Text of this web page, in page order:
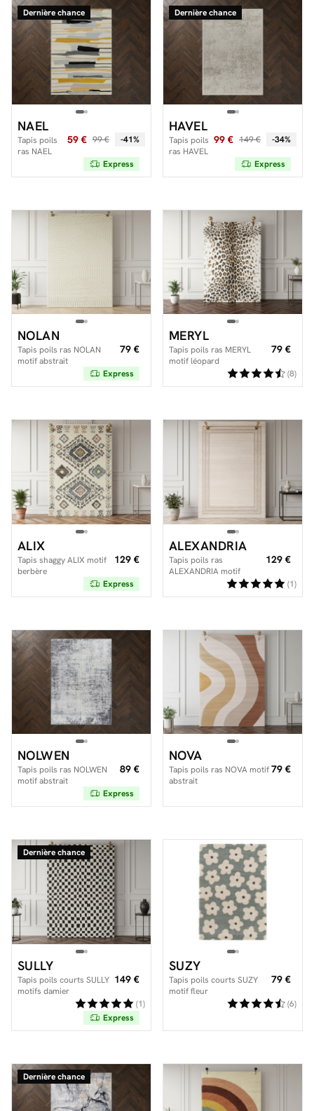
Dernière chance
NAEL
Tapis poils
ras NAEL
59 € 99 € -41%
Express
Dernière chance
HAVEL
Tapis poils
ras HAVEL
99 € 149 € -34%
Express
NOLAN
Tapis poils ras NOLAN
motif abstrait
79 €
Express
MERYL
Tapis poils ras MERYL
motif léopard
79 €
(8)
ALIX
Tapis shaggy ALIX motif
berbère
129 €
Express
ALEXANDRIA
Tapis poils ras
ALEXANDRIA motif
129 €
(1)
NOLWEN
Tapis poils ras NOLWEN
motif abstrait
89 €
Express
NOVA
Tapis poils ras NOVA motif
abstrait
79 €
Dernière chance
SULLY
Tapis poils courts SULLY
motifs damier
149 €
(1)
Express
SUZY
Tapis poils courts SUZY
motif fleur
79 €
(6)
Dernière chance